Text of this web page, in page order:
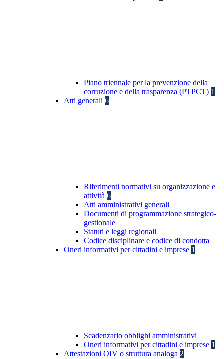
Piano triennale per la prevenzione della
corruzione e della trasparenza (PTPCT) 1
Atti generali 6
Riferimenti normativi su organizzazione e
attività 6
Atti amministrativi generali
Documenti di programmazione strategico-
gestionale
Statuti e leggi regionali
Codice disciplinare e codice di condotta
Oneri informativi per cittadini e imprese 1
Scadenzario obblighi amministrativi
Oneri informativi per cittadini e imprese 1
Attestazioni OIV o struttura analoga 2